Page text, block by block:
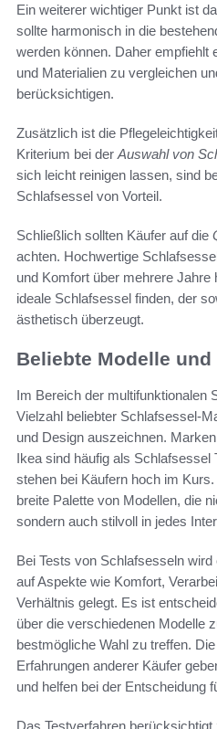
Ein weiterer wichtiger Punkt ist
sollte harmonisch in die
werden können. Daher empfiehlt
und Materialien zu vergleichen
berücksichtigen.
Zusätzlich ist die
Kriterium bei der Auswahl von
sich leicht reinigen lassen, sind
Schlafsessel von Vorteil.
Schließlich sollten Käufer auf die
achten. Hochwertige
und Komfort über mehrere
ideale Schlafsessel finden, der
ästhetisch überzeugt.
Beliebte Modelle und
Im Bereich der multifunktionalen
Vielzahl beliebter Schlafsessel-
und Design auszeichnen.
Ikea sind häufig als Schlafsessel
stehen bei Käufern hoch im
breite Palette von Modellen, die
sondern auch stilvoll in jedes
Bei Tests von Schlafsesseln
auf Aspekte wie Komfort,
Verhältnis gelegt. Es ist
über die verschiedenen Modelle
bestmögliche Wahl zu treffen.
Erfahrungen anderer Käufer
und helfen bei der Entscheidung